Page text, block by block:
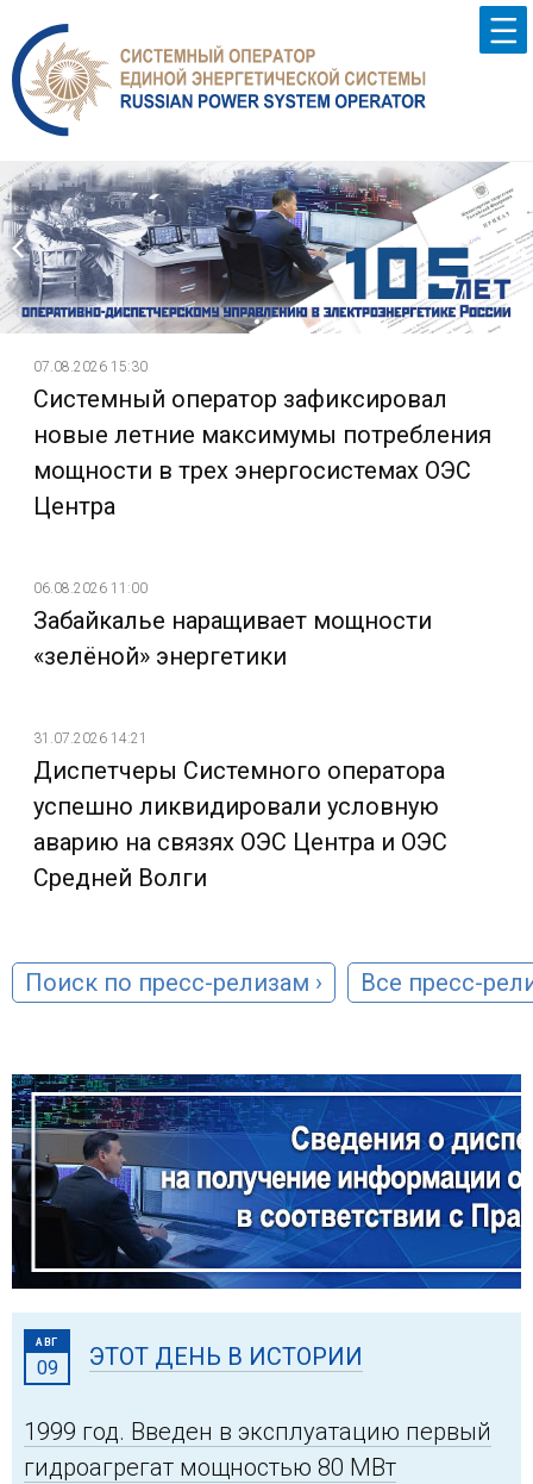
07.08.2026 15:30
Системный оператор зафиксировал
новые летние максимумы потребления
мощности в трех энергосистемах ОЭС
Центра
06.08.2026 11:00
Забайкалье наращивает мощности
«зелёной» энергетики
31.07.2026 14:21
Диспетчеры Системного оператора
успешно ликвидировали условную
аварию на связях ОЭС Центра и ОЭС
Средней Волги
Поиск по пресс-релизам › Все пресс-
АВГ
09 ЭТОТ ДЕНЬ В ИСТОРИИ
1999 год. Введен в эксплуатацию первый
гидроагрегат мощностью 80 МВт